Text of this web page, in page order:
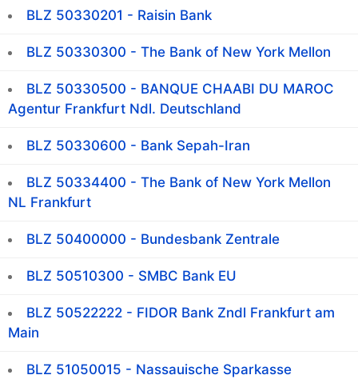
BLZ 50330201 - Raisin Bank
BLZ 50330300 - The Bank of New York Mellon
BLZ 50330500 - BANQUE CHAABI DU MAROC
Agentur Frankfurt Ndl. Deutschland
BLZ 50330600 - Bank Sepah-Iran
BLZ 50334400 - The Bank of New York Mellon
NL Frankfurt
BLZ 50400000 - Bundesbank Zentrale
BLZ 50510300 - SMBC Bank EU
BLZ 50522222 - FIDOR Bank Zndl Frankfurt am
Main
BLZ 51050015 - Nassauische Sparkasse